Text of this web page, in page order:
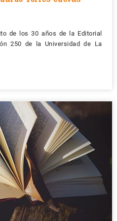
de los 30 años de la Editorial
250 de la Universidad de La